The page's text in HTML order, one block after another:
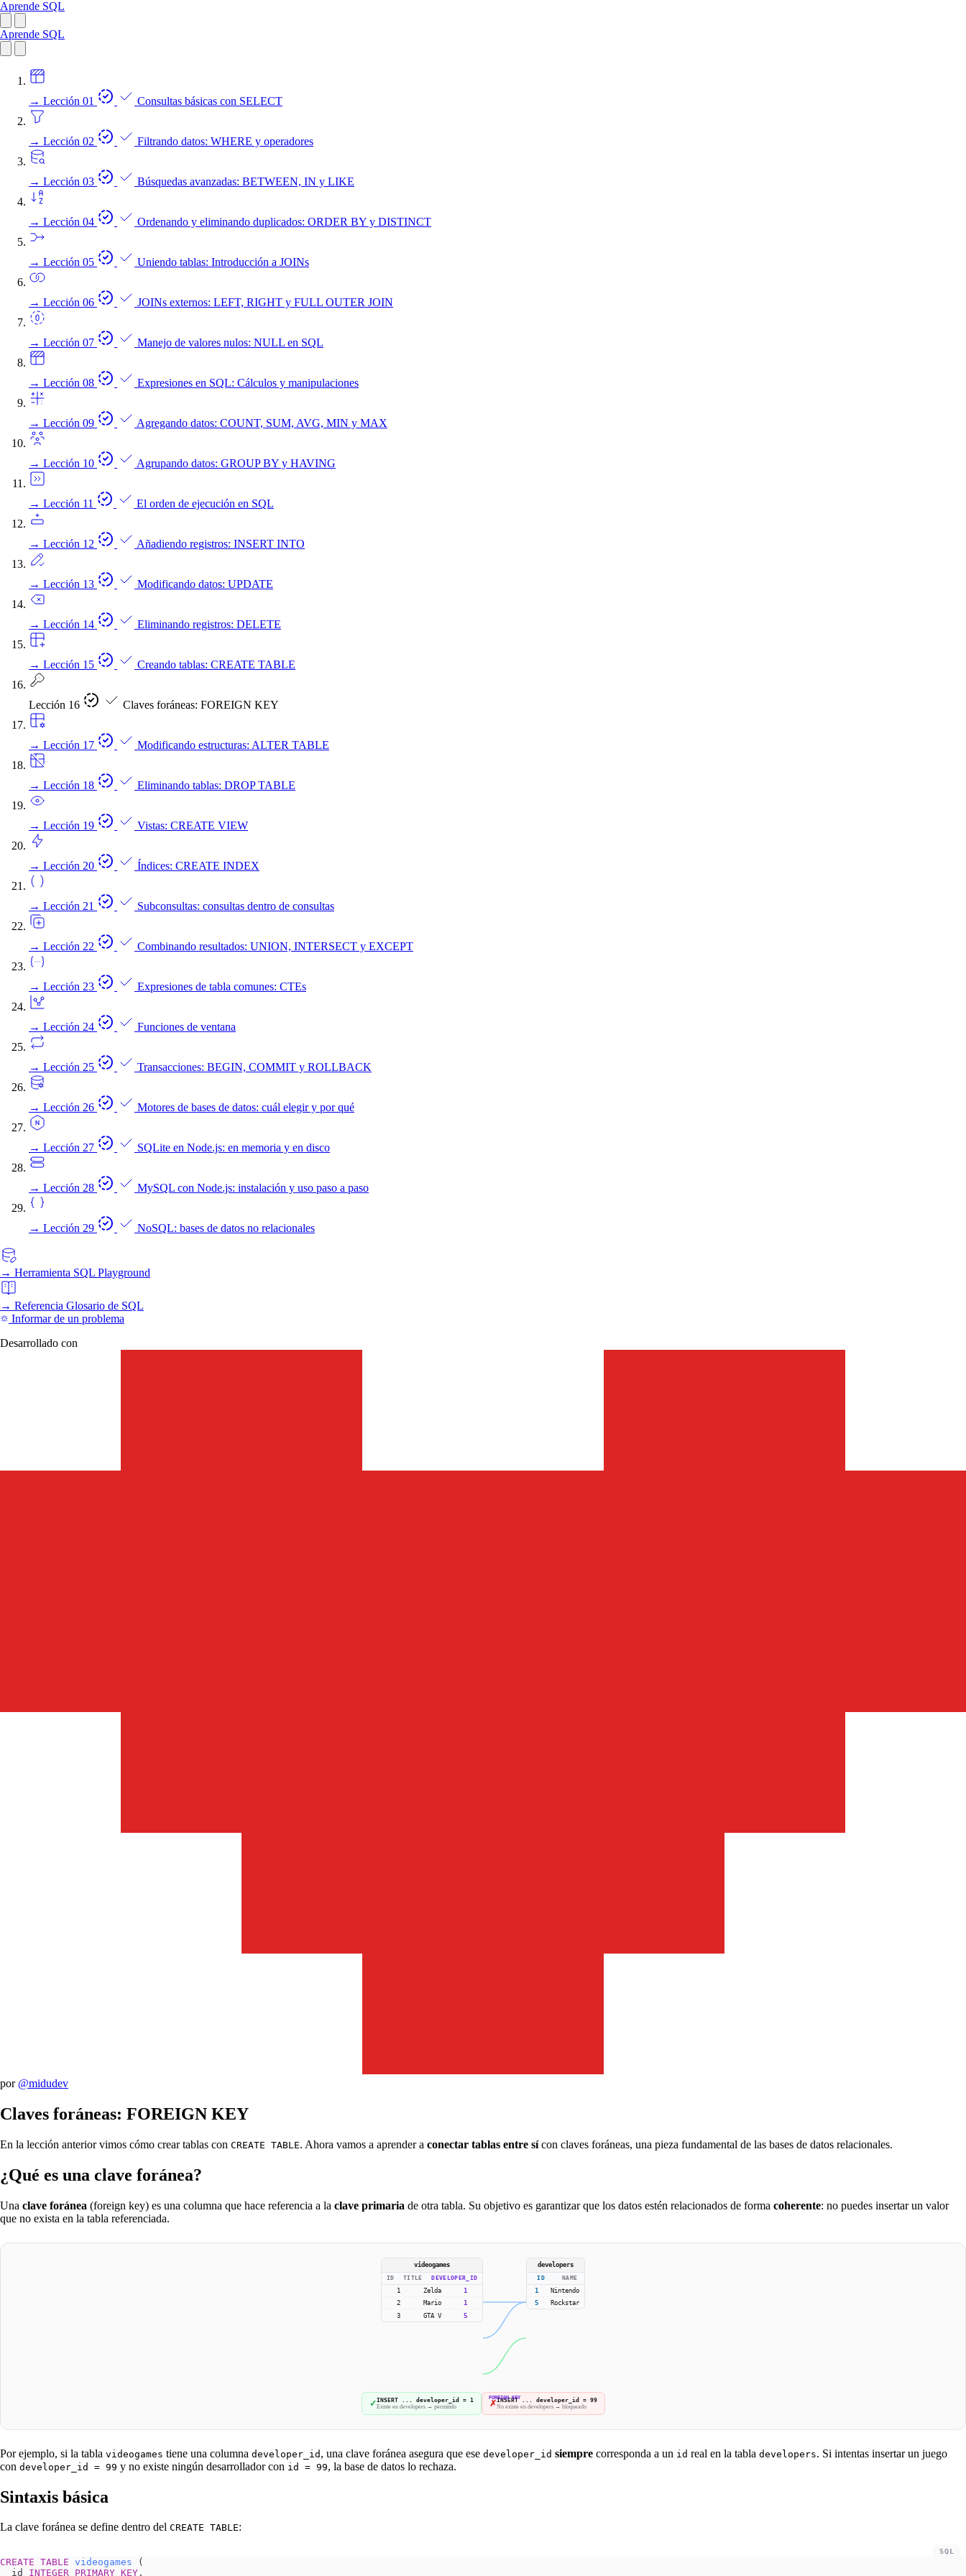
Aprende SQL
Aprende SQL
→ Lección 01 Consultas básicas con SELECT
→ Lección 02 Filtrando datos: WHERE y operadores
→ Lección 03 Búsquedas avanzadas: BETWEEN, IN y LIKE
→ Lección 04 Ordenando y eliminando duplicados: ORDER BY y DISTINCT
→ Lección 05 Uniendo tablas: Introducción a JOINs
→ Lección 06 JOINs externos: LEFT, RIGHT y FULL OUTER JOIN
→ Lección 07 Manejo de valores nulos: NULL en SQL
→ Lección 08 Expresiones en SQL: Cálculos y manipulaciones
→ Lección 09 Agregando datos: COUNT, SUM, AVG, MIN y MAX
→ Lección 10 Agrupando datos: GROUP BY y HAVING
→ Lección 11 El orden de ejecución en SQL
→ Lección 12 Añadiendo registros: INSERT INTO
→ Lección 13 Modificando datos: UPDATE
→ Lección 14 Eliminando registros: DELETE
→ Lección 15 Creando tablas: CREATE TABLE
Lección 16 Claves foráneas: FOREIGN KEY
→ Lección 17 Modificando estructuras: ALTER TABLE
→ Lección 18 Eliminando tablas: DROP TABLE
→ Lección 19 Vistas: CREATE VIEW
→ Lección 20 Índices: CREATE INDEX
→ Lección 21 Subconsultas: consultas dentro de consultas
→ Lección 22 Combinando resultados: UNION, INTERSECT y EXCEPT
→ Lección 23 Expresiones de tabla comunes: CTEs
→ Lección 24 Funciones de ventana
→ Lección 25 Transacciones: BEGIN, COMMIT y ROLLBACK
→ Lección 26 Motores de bases de datos: cuál elegir y por qué
→ Lección 27 SQLite en Node.js: en memoria y en disco
→ Lección 28 MySQL con Node.js: instalación y uso paso a paso
→ Lección 29 NoSQL: bases de datos no relacionales
→ Herramienta SQL Playground
→ Referencia Glosario de SQL
Informar de un problema
Desarrollado con
por @midudev
Claves foráneas: FOREIGN KEY
En la lección anterior vimos cómo crear tablas con CREATE TABLE. Ahora vamos a aprender a conectar tablas entre sícon claves foráneas, una pieza fundamental de las bases de datos relacionales.
¿Qué es una clave foránea?
Una clave foránea (foreign key) es una columna que hace referencia a la clave primaria de otra tabla. Su objetivo es garantizar que los datos estén relacionados de forma coherente: no puedes insertar un valor
que no exista en la tabla referenciada.
videogames
ID TITLE DEVELOPER_ID
1 Zelda
1
2
Mario
1
3
GTA V 5
FOREIGN KEY
developers
ID NAME
1
Nintendo
5
Rockstar
✓INSERT ... developer_id = 1
Existe en developers → permitido
✗INSERT ... developer_id = 99
No existe en developers → bloqueado
Por ejemplo, si la tabla videogames tiene una columna developer_id , una clave foránea asegura que ese developer_id siempre corresponda a un id real en la tabla developers. Si intentas insertar un juego
con developer_id = 99 y no existe ningún desarrollador con id = 99, la base de datos lo rechaza.
Sintaxis básica
La clave foránea se define dentro del CREATE TABLE:
CREATE TABLE videogames (
  id
INTEGER PRIMARY KEY ,
SQL